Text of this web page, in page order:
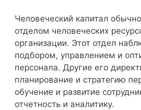
Человеческий капитал
отделом человеческих
организации. Этот отдел
подбором, управлением и
персонала. Другие его
планирование и стратегию
обучение и развитие
отчетность и аналитику.